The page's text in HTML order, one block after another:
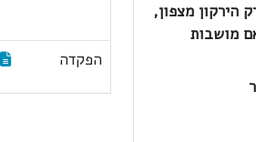
הירקון מצפון,
מושבות
הפקדה